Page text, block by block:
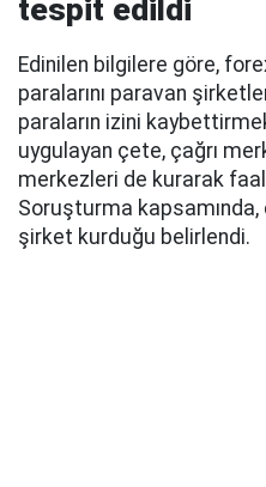
tespit edildi
Edinilen bilgilere göre,
paralarını paravan
paraların izini
uygulayan çete, çağrı
merkezleri de kurarak
Soruşturma
şirket kurduğu belirlendi.